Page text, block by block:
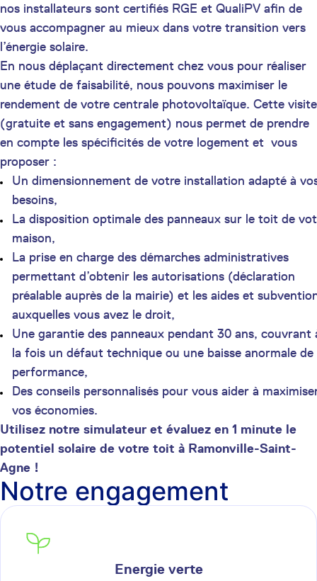
nos installateurs sont certifiés RGE et QualiPV afin de
vous accompagner au mieux dans votre transition vers
l’énergie solaire.
En nous déplaçant directement chez vous pour réaliser
une étude de faisabilité, nous pouvons maximiser le
rendement de votre centrale photovoltaïque. Cette visite
(gratuite et sans engagement) nous permet de prendre
en compte les spécificités de votre logement et vous
proposer :
Un dimensionnement de votre installation adapté à
besoins,
La disposition optimale des panneaux sur le toit de
maison,
La prise en charge des démarches administratives
permettant d’obtenir les autorisations (déclaration
préalable auprès de la mairie) et les aides et
auxquelles vous avez le droit,
Une garantie des panneaux pendant 30 ans, couvrant
la fois un défaut technique ou une baisse anormale de
performance,
Des conseils personnalisés pour vous aider à
vos économies.
Utilisez notre simulateur et évaluez en 1 minute le
potentiel solaire de votre toit à Ramonville-Saint-
Agne !
Notre engagement
Energie verte